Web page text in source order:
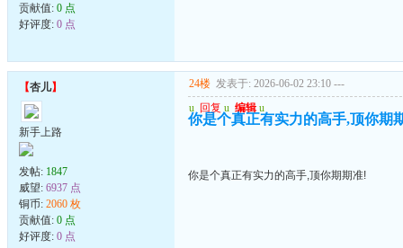
贡献值: 0 点
好评度: 0 点
【杏儿】
新手上路
发帖: 1847
威望: 6937 点
铜币: 2060 枚
贡献值: 0 点
好评度: 0 点
24楼 发表于: 2026-06-02 23:10 ---
u 回复 u 编辑 u
你是个真正有实力的高手,顶你期
你是个真正有实力的高手,顶你期期准!